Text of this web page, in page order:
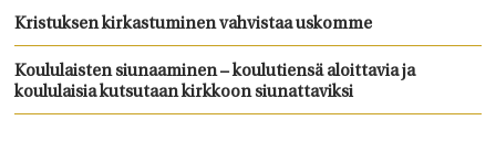
Kristuksen kirkastuminen vahvistaa uskomme
Koululaisten siunaaminen – koulutiensä aloittavia ja
koululaisia kutsutaan kirkkoon siunattaviksi